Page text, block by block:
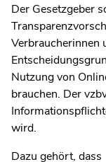
Der Gesetzgeber
Verbraucherinnen
Nutzung von
brauchen. Der
wird.
Dazu gehört, dass